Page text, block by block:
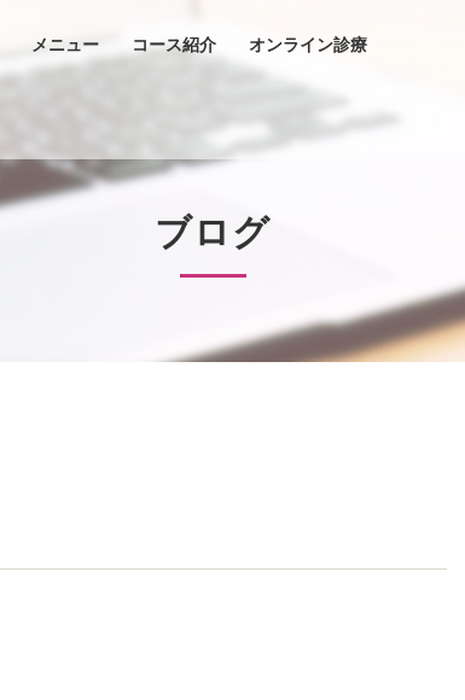
メニュー コース紹介 オンライン診療
ブログ